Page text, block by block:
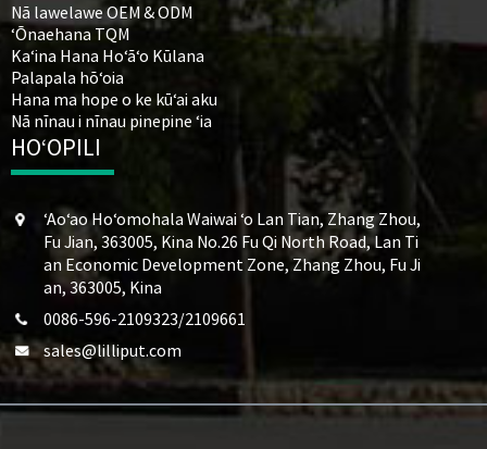
Nā lawelawe OEM & ODM
ʻŌnaehana TQM
Kaʻina Hana Hoʻāʻo Kūlana
Palapala hōʻoia
Hana ma hope o ke kūʻai aku
Nā nīnau i nīnau pinepine ʻia
HOʻOPILI
ʻAoʻao Hoʻomohala Waiwai ʻo Lan Tian, ​​Zhang Zhou,
Fu Jian, 363005, Kina No.26 Fu Qi North Road, Lan Ti
an Economic Development Zone, Zhang Zhou, Fu Ji
an, 363005, Kina
0086-596-2109323/2109661
sales@lilliput.com